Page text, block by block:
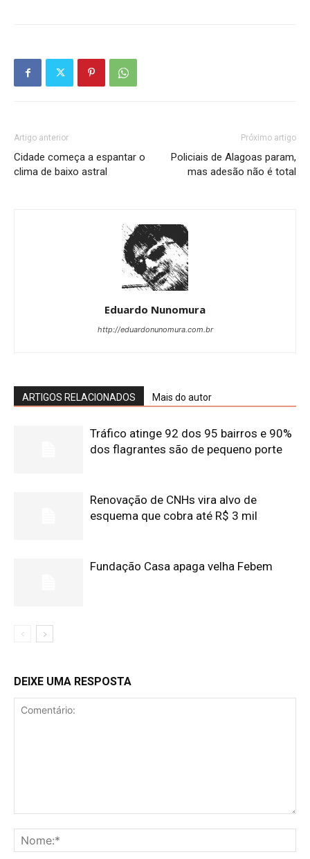
Artigo anterior
Cidade começa a espantar o
clima de baixo astral
Próximo artigo
Policiais de Alagoas param,
mas adesão não é total
Eduardo Nunomura
http://eduardonunomura.com.br
ARTIGOS RELACIONADOS Mais do autor
Tráfico atinge 92 dos 95 bairros e 90%
dos flagrantes são de pequeno porte
Renovação de CNHs vira alvo de
esquema que cobra até R$ 3 mil
Fundação Casa apaga velha Febem
DEIXE UMA RESPOSTA